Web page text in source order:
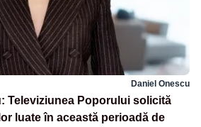
Daniel Onescu
Televiziunea Poporului solicită
luate în această perioadă de